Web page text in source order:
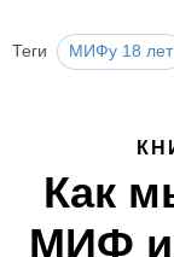
Теги МИФу 18 лет
Как
МИФ и